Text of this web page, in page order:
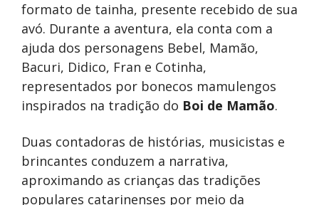
formato de tainha, presente recebido de sua
avó. Durante a aventura, ela conta com a
ajuda dos personagens Bebel, Mamão,
Bacuri, Didico, Fran e Cotinha,
representados por bonecos mamulengos
inspirados na tradição do Boi de Mamão.
Duas contadoras de histórias, musicistas e
brincantes conduzem a narrativa,
aproximando as crianças das tradições
populares catarinenses por meio da